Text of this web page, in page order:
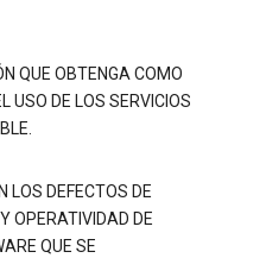
QUE OBTENGA COMO
USO DE LOS SERVICIOS
LOS DEFECTOS DE
OPERATIVIDAD DE
QUE SE